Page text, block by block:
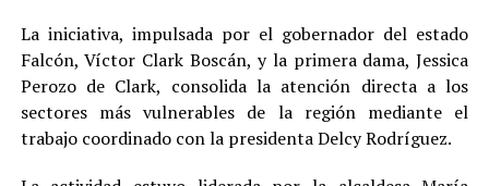
La iniciativa, impulsada por el gobernador del estado
Falcón, Víctor Clark Boscán, y la primera dama, Jessica
Perozo de Clark, consolida la atención directa a los
sectores más vulnerables de la región mediante el
trabajo coordinado con la presidenta Delcy Rodríguez.